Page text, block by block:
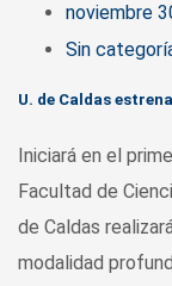
noviembre
Sin
U. de Caldas
Iniciará en el
Facultad de
de Caldas
modalidad